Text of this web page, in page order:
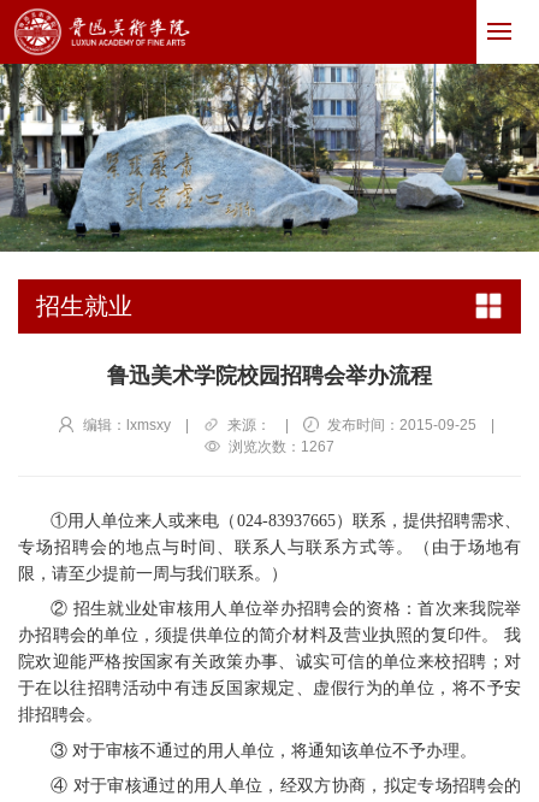
招生就业
鲁迅美术学院校园招聘会举办流程
编辑：lxmsxy | 来源： | 发布时间：2015-09-25
|
浏览次数： 1267
①用人单位来人或来电（024-83937665）联系，提供招聘需求、
专场招聘会的地点与时间、联系人与联系方式等。（由于场地有
限，请至少提前一周与我们联系。）
② 招生就业处审核用人单位举办招聘会的资格：首次来我院举
办招聘会的单位，须提供单位的简介材料及营业执照的复印件。 我
院欢迎能严格按国家有关政策办事、诚实可信的单位来校招聘；对
于在以往招聘活动中有违反国家规定、虚假行为的单位，将不予安
排招聘会。
③ 对于审核不通过的用人单位，将通知该单位不予办理。
④ 对于审核通过的用人单位，经双方协商，拟定专场招聘会的